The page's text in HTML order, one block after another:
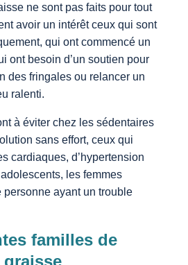
ne sont pas faits pour tout
avoir un intérêt ceux qui sont
qui ont commencé un
ont besoin d’un soutien pour
des fringales ou relancer un
ralenti.
à éviter chez les sédentaires
sans effort, ceux qui
cardiaques, d’hypertension
les femmes
personne ayant un trouble
familles de